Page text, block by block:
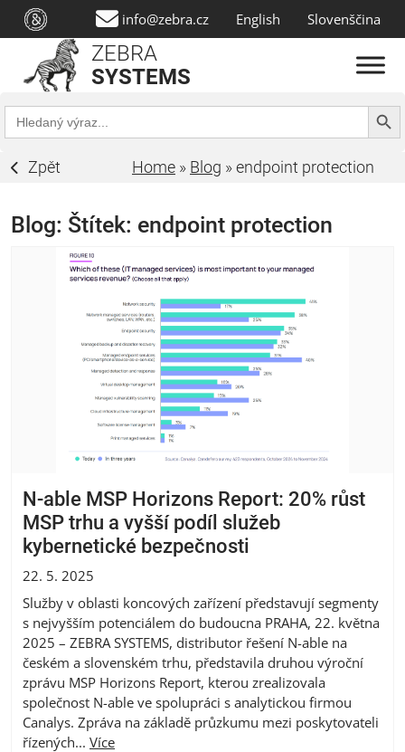
info@zebra.cz English Slovenščina
ZEBRA
SYSTEMS
Search
for:
Search
Zpět Home » Blog »endpoint protection
Blog: Štítek: endpoint protection
N-able MSP Horizons Report: 20% růst
MSP trhu a vyšší podíl služeb
kybernetické bezpečnosti
22. 5. 2025
Služby v oblasti koncových zařízení představují segmenty
s nejvyšším potenciálem do budoucna PRAHA, 22. května
2025 – ZEBRA SYSTEMS, distributor řešení N-able na
českém a slovenském trhu, představila druhou výroční
zprávu MSP Horizons Report, kterou zrealizovala
společnost N-able ve spolupráci s analytickou firmou
Canalys. Zpráva na základě průzkumu mezi poskytovateli
řízených... Více